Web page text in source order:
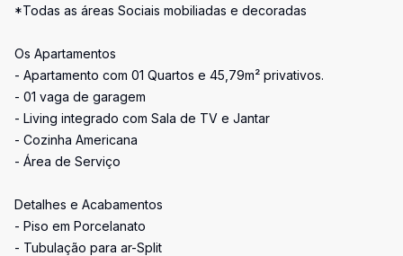
*Todas as áreas Sociais mobiliadas e decoradas
Os Apartamentos
- Apartamento com 01 Quartos e 45,79m² privativos.
- 01 vaga de garagem
- Living integrado com Sala de TV e Jantar
- Cozinha Americana
- Área de Serviço
Detalhes e Acabamentos
- Piso em Porcelanato
- Tubulação para ar-Split